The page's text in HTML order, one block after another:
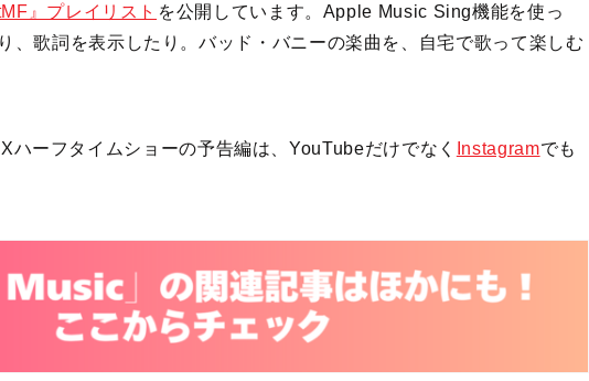
』プレイリスト を公開しています。Apple Music Sing機能を使っ
、歌詞を表示したり。バッド・バニーの楽曲を、自宅で歌って楽しむ
ハーフタイムショーの予告編は、YouTubeだけでなく Instagramでも